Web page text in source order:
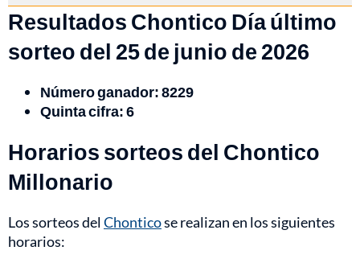
Resultados Chontico Día último
sorteo del 25 de junio de 2026
Número ganador: 8229
Quinta cifra: 6
Horarios sorteos del Chontico
Millonario
Los sorteos delChonticose realizan en los siguientes
horarios: